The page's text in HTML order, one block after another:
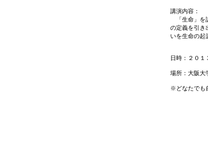
講演内容：
「生命」を
の定義を引き
いを生命の起
日時：２０１
場所：大阪大
※どなたでも